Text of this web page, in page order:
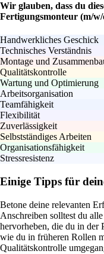
Wir glauben, dass du
Fertigungsmonteur (m/
Handwerkliches Geschick
Technisches Verständnis
Montage und
Qualitätskontrolle
Wartung und Optimierung
Arbeitsorganisation
Teamfähigkeit
Flexibilität
Zuverlässigkeit
Selbstständiges Arbeiten
Organisationsfähigkeit
Stressresistenz
Einige Tipps für
Betone deine relevanten
Anschreiben solltest du
hervorheben, die du in der
wie du in früheren Rollen
Qualitätskontrolle